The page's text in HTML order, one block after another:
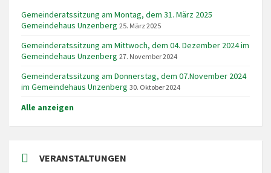
Gemeinderatssitzung am Montag, dem 31. März 2025
Gemeindehaus Unzenberg 25. März 2025
Gemeinderatssitzung am Mittwoch, dem 04. Dezember 2024 im
Gemeindehaus Unzenberg 27. November 2024
Gemeinderatssitzung am Donnerstag, dem 07.November 2024
im Gemeindehaus Unzenberg 30. Oktober 2024
Alle anzeigen
VERANSTALTUNGEN